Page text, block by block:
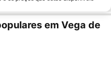
em Vega de